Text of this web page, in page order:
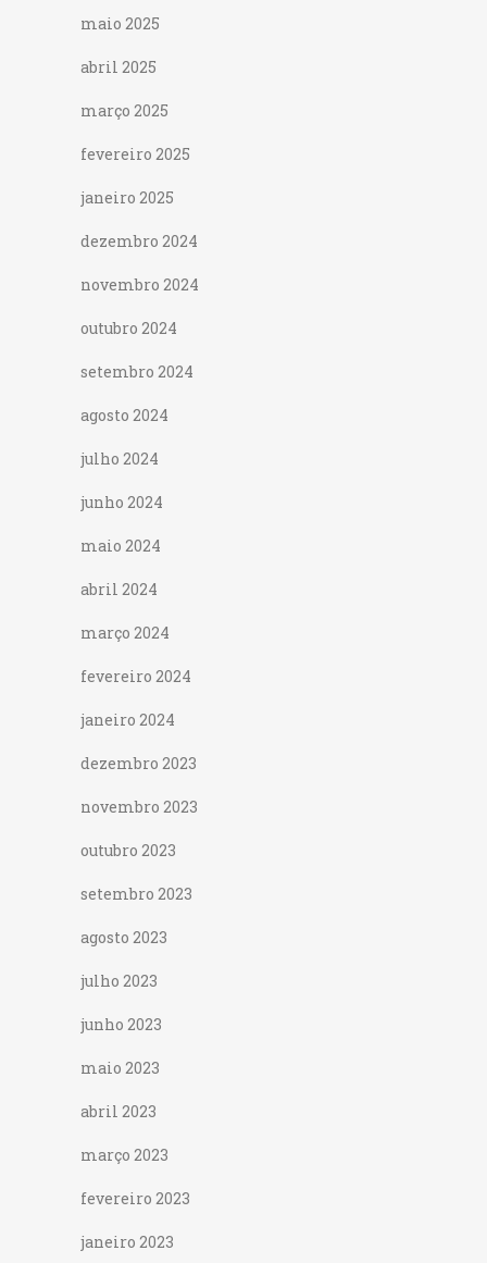
maio 2025
abril 2025
março 2025
fevereiro 2025
janeiro 2025
dezembro 2024
novembro 2024
outubro 2024
setembro 2024
agosto 2024
julho 2024
junho 2024
maio 2024
abril 2024
março 2024
fevereiro 2024
janeiro 2024
dezembro 2023
novembro 2023
outubro 2023
setembro 2023
agosto 2023
julho 2023
junho 2023
maio 2023
abril 2023
março 2023
fevereiro 2023
janeiro 2023